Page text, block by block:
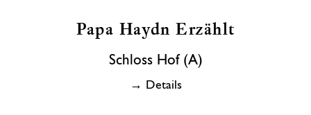
Papa Haydn Erzählt
Schloss Hof (A)
→ Details